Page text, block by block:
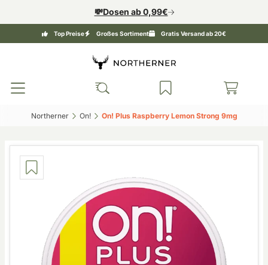
💸Dosen ab 0,99€
Top Preise Großes Sortiment Gratis Versand ab 20€
Northerner‎ On!‎ On! Plus Raspberry Lemon Strong 9mg‎